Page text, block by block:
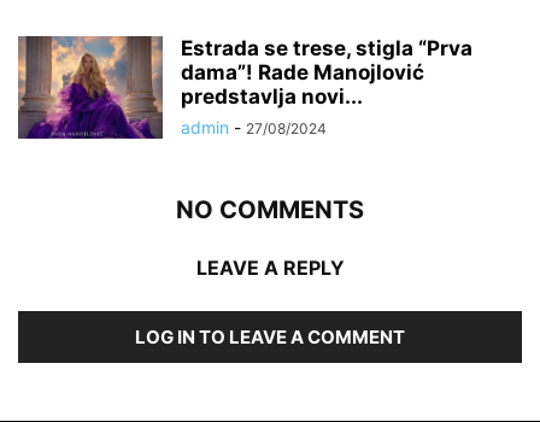
Estrada se trese, stigla “Prva
dama”! Rade Manojlović
predstavlja novi...
admin - 27/08/2024
NO COMMENTS
LEAVE A REPLY
LOG IN TO LEAVE A COMMENT